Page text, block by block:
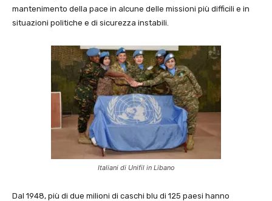
mantenimento della pace in alcune delle missioni più difficili e in
situazioni politiche e di sicurezza instabili.
Italiani di Unifil in Libano
Dal 1948, più di due milioni di caschi blu di 125 paesi hanno